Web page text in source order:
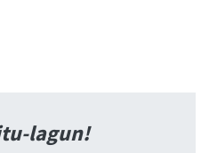
lagun!